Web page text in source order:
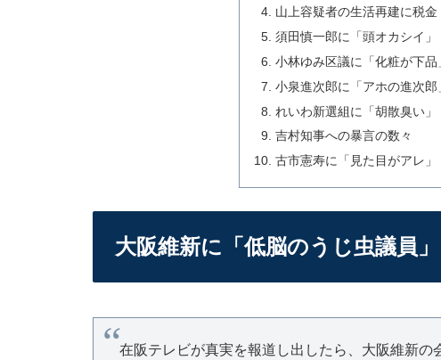
山上容疑者の生活再建に税金
須田慎一郎に「頭オカシイ」
小林ゆみ区議に「化粧が下品
小泉進次郎に「アホの進次郎
れいわ新選組に「胡散臭い」
吉村知事への暴言の数々
古市憲寿に「見た目がアレ」
大阪維新に「低脳のうじ虫議員」
在阪テレビが真実を報道し出したら、大阪維新